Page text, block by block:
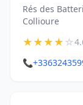
Rés des
Collioure
★★★★☆
📞